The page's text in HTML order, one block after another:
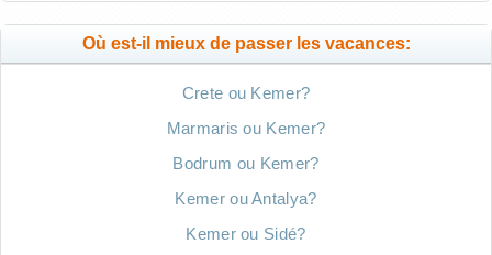
Où est-il mieux de passer les vacances:
Crete ou Kemer?
Marmaris ou Kemer?
Bodrum ou Kemer?
Kemer ou Antalya?
Kemer ou Sidé?